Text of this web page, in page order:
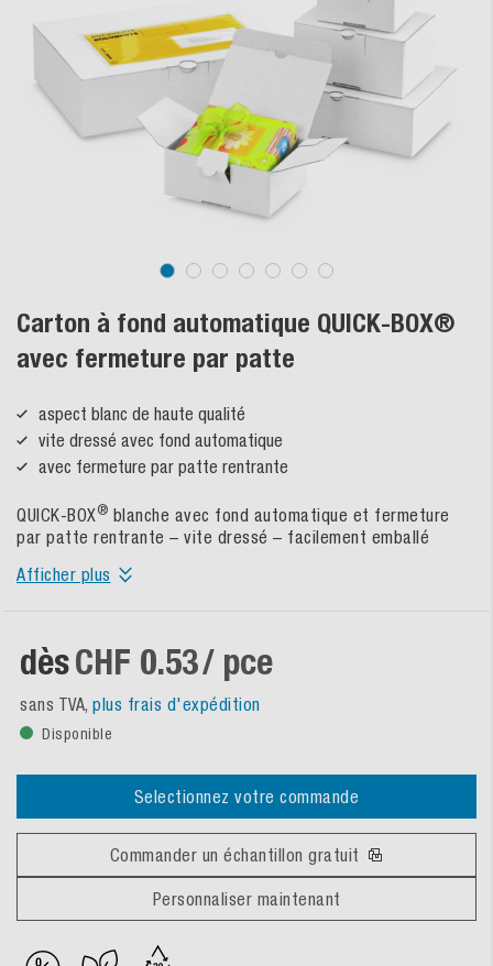
Carton à fond automatique QUICK-BOX®
avec fermeture par patte
aspect blanc de haute qualité
vite dressé avec fond automatique
avec fermeture par patte rentrante
QUICK-BOX® blanche avec fond automatique et fermeture
par patte rentrante – vite dressé – facilement emballé
Afficher plus
dèsCHF 0.53/ pce
sans TVA, plus frais d'expédition
Disponible
Selectionnez votre commande
Commander un échantillon gratuit
Personnaliser maintenant